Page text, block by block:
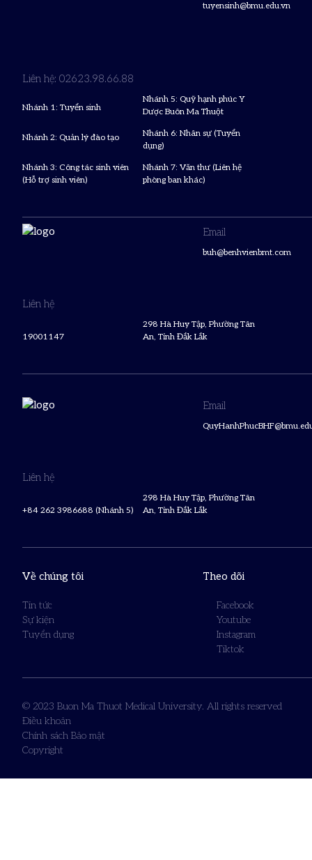
tuyensinh@bmu.edu.vn
Liên hệ: 02623.98.66.88
Nhánh 1: Tuyển sinh
Nhánh 2: Quản lý đào tạo
Nhánh 3: Công tác sinh viên
(Hỗ trợ sinh viên)
Nhánh 5: Quỹ hạnh phúc Y
Dược Buôn Ma Thuột
Nhánh 6: Nhân sự (Tuyển
dụng)
Nhánh 7: Văn thư (Liên hệ
phòng ban khác)
Email
buh@benhvienbmt.com
Liên hệ
19001147
298 Hà Huy Tập, Phường Tân
An, Tỉnh Đắk Lắk
Email
Liên hệ
+84 262 3986688 (Nhánh 5)
298 Hà Huy Tập, Phường Tân
An, Tỉnh Đắk Lắk
Về chúng tôi
Tin tức
Sự kiện
Tuyển dụng
Theo dõi
Facebook
Youtube
Instagram
Tiktok
© 2023 Buon Ma Thuot Medical University. All rights reserved
Điều khoản
Chính sách Bảo mật
Copyright